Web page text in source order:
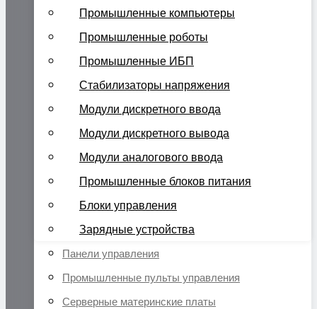
Промышленные компьютеры
Промышленные роботы
Промышленные ИБП
Стабилизаторы напряжения
Модули дискретного ввода
Модули дискретного вывода
Модули аналогового ввода
Промышленные блоков питания
Блоки управления
Зарядные устройства
Панели управления
Промышленные пульты управления
Серверные материнские платы